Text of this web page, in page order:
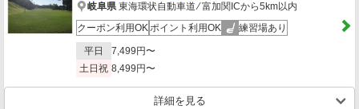
岐阜県東海環状自動車道 ⁄ 富加関ICから5km以内
クーポン利用OKポイント利用OK 練習場あり
平日
7,499円〜
土日祝 8,499円〜
詳細を見る